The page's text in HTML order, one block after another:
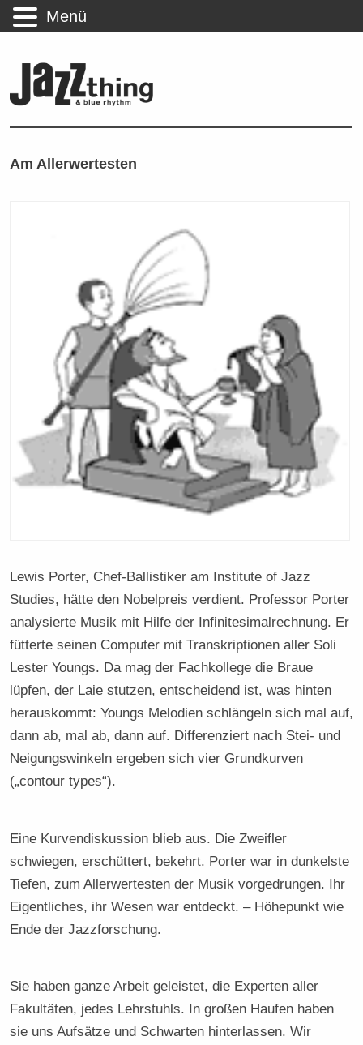
Am Allerwertesten
Lewis Porter, Chef-Ballistiker am Institute of Jazz
Studies, hätte den Nobelpreis verdient. Professor Porter
analysierte Musik mit Hilfe der Infinitesimalrechnung. Er
fütterte seinen Computer mit Transkriptionen aller Soli
Lester Youngs. Da mag der Fachkollege die Braue
lüpfen, der Laie stutzen, entscheidend ist, was hinten
herauskommt: Youngs Melodien schlängeln sich mal auf,
dann ab, mal ab, dann auf. Differenziert nach Stei- und
Neigungswinkeln ergeben sich vier Grundkurven
(„contour types“).
Eine Kurvendiskussion blieb aus. Die Zweifler
schwiegen, erschüttert, bekehrt. Porter war in dunkelste
Tiefen, zum Allerwertesten der Musik vorgedrungen. Ihr
Eigentliches, ihr Wesen war entdeckt. – Höhepunkt wie
Ende der Jazzforschung.
Sie haben ganze Arbeit geleistet, die Experten aller
Fakultäten, jedes Lehrstuhls. In großen Haufen haben
sie uns Aufsätze und Schwarten hinterlassen. Wir
Menü